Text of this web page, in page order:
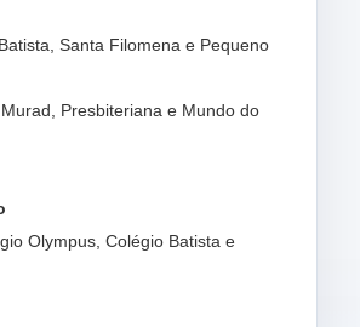
Santa Filomena e Pequeno
Presbiteriana e Mundo do
Olympus, Colégio Batista e